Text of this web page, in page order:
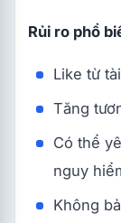
Rủi ro phổ
Like từ
Tăng
Có thể
nguy
Không